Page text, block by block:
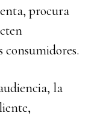
procura
consumidores.
la